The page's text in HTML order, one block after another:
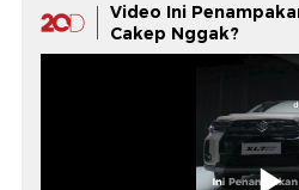
Video Ini
Cakep Nggak?